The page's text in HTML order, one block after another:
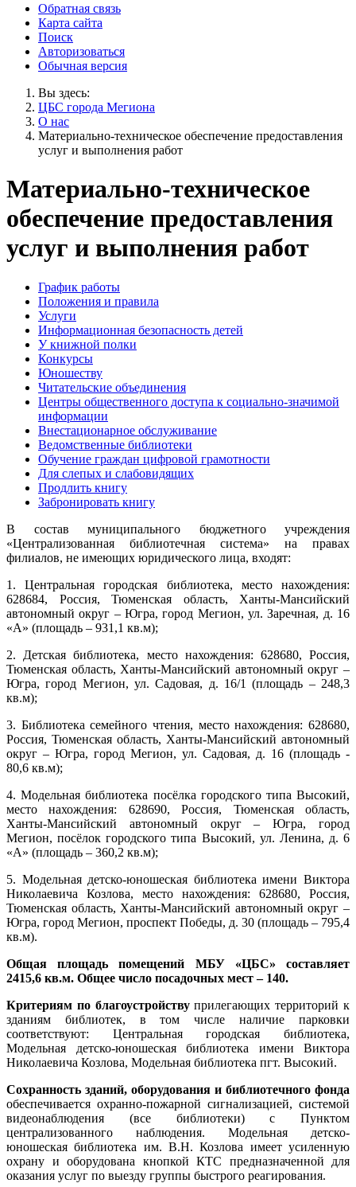
Обратная связь
Карта сайта
Поиск
Авторизоваться
Обычная версия
Вы здесь:
ЦБС города Мегиона
О нас
Материально-техническое обеспечение предоставления
услуг и выполнения работ
Материально-техническое
обеспечение предоставления
услуг и выполнения работ
График работы
Положения и правила
Услуги
Информационная безопасность детей
У книжной полки
Конкурсы
Юношеству
Читательские объединения
Центры общественного доступа к социально-значимой
информации
Внестационарное обслуживание
Ведомственные библиотеки
Обучение граждан цифровой грамотности
Для слепых и слабовидящих
Продлить книгу
Забронировать книгу
В состав муниципального бюджетного учреждения
«Централизованная библиотечная система» на правах
филиалов, не имеющих юридического лица, входят:
1. Центральная городская библиотека, место нахождения:
628684, Россия, Тюменская область, Ханты-Мансийский
автономный округ – Югра, город Мегион, ул. Заречная, д. 16
«А» (площадь – 931,1 кв.м);
2. Детская библиотека, место нахождения: 628680, Россия,
Тюменская область, Ханты-Мансийский автономный округ –
Югра, город Мегион, ул. Садовая, д. 16/1 (площадь – 248,3
кв.м);
3. Библиотека семейного чтения, место нахождения: 628680,
Россия, Тюменская область, Ханты-Мансийский автономный
округ – Югра, город Мегион, ул. Садовая, д. 16 (площадь -
80,6 кв.м);
4. Модельная библиотека посёлка городского типа Высокий,
место нахождения: 628690, Россия, Тюменская область,
Ханты-Мансийский автономный округ – Югра, город
Мегион, посёлок городского типа Высокий, ул. Ленина, д. 6
«А» (площадь – 360,2 кв.м);
5. Модельная детско-юношеская библиотека имени Виктора
Николаевича Козлова, место нахождения: 628680, Россия,
Тюменская область, Ханты-Мансийский автономный округ –
Югра, город Мегион, проспект Победы, д. 30 (площадь – 795,4
кв.м).
Общая площадь помещений МБУ «ЦБС» составляет
2415,6 кв.м. Общее число посадочных мест – 140.
Критериям по благоустройствуприлегающих территорий к
зданиям библиотек, в том числе наличие парковки
соответствуют: Центральная городская библиотека,
Модельная детско-юношеская библиотека имени Виктора
Николаевича Козлова, Модельная библиотека пгт. Высокий.
Сохранность зданий, оборудования и библиотечного фонда
обеспечивается охранно-пожарной сигнализацией, системой
видеонаблюдения (все библиотеки) с Пунктом
централизованного наблюдения. Модельная детско-
юношеская библиотека им. В.Н. Козлова имеет усиленную
охрану и оборудована кнопкой КТС предназначенной для
оказания услуг по выезду группы быстрого реагирования.